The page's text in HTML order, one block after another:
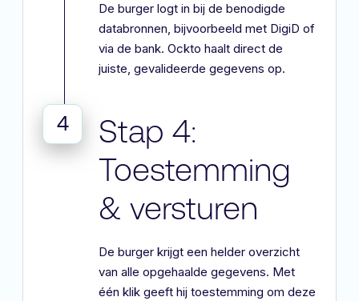
De burger logt in bij de benodigde
databronnen, bijvoorbeeld met DigiD of
via de bank. Ockto haalt direct de
juiste, gevalideerde gegevens op.
4
Stap 4:
Toestemming
& versturen
De burger krijgt een helder overzicht
van alle opgehaalde gegevens. Met
één klik geeft hij toestemming om deze